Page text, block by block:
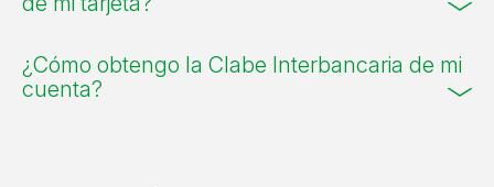
¿Cómo obtengo la Clabe Interbancaria de mi
cuenta?